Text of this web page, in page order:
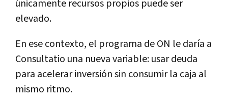
únicamente recursos propios puede ser
elevado.
En ese contexto, el programa de ON le daría a
Consultatio una nueva variable: usar deuda
para acelerar inversión sin consumir la caja al
mismo ritmo.